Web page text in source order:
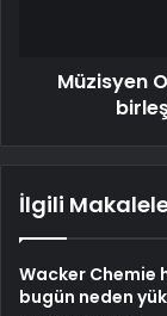
Müzisyen
İlgili
Wacker Chemie
bugün neden